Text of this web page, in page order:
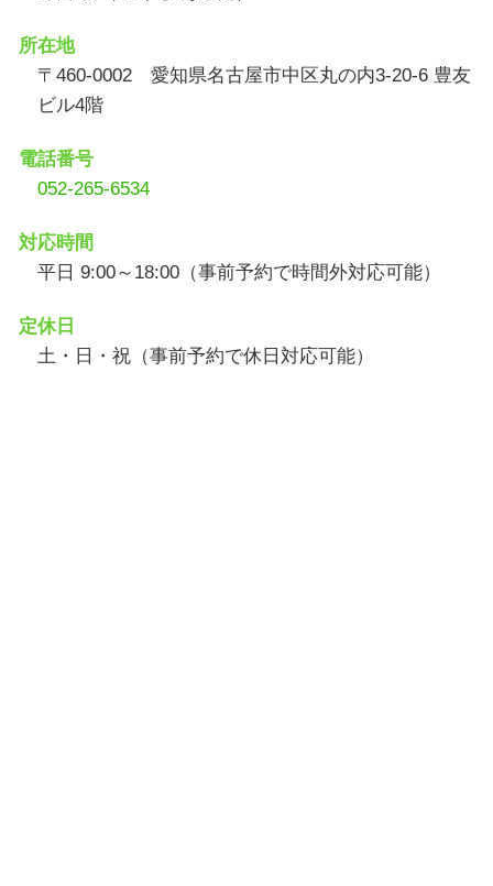
所在地
〒460-0002 愛知県名古屋市中区丸の内3-20-6 豊友
ビル4階
電話番号
052-265-6534
対応時間
平日 9:00～18:00（事前予約で時間外対応可能）
定休日
土・日・祝（事前予約で休日対応可能）